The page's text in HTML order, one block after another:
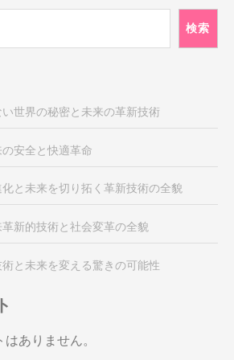
検索
世界の秘密と未来の革新技術
安全と快適革命
と未来を切り拓く革新技術の全貌
新的技術と社会変革の全貌
と未来を変える驚きの可能性
ありません。